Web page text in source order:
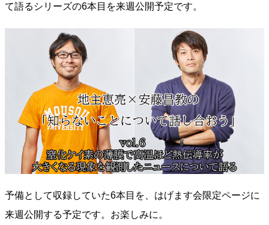
て語るシリーズの6本目を来週公開予定です。
予備として収録していた6本目を、はげます会限定ページに
来週公開する予定です。お楽しみに。